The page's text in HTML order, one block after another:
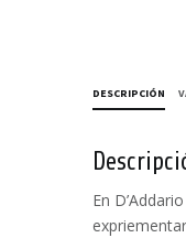
DESCRIPCIÓN
En